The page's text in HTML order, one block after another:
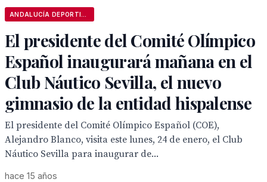
El presidente del Comité Olímpico
Español inaugurará mañana en el
Club Náutico Sevilla, el nuevo
gimnasio de la entidad hispalense
El presidente del Comité Olímpico Español (COE),
Alejandro Blanco, visita este lunes, 24 de enero, el Club
Náutico Sevilla para inaugurar de...
hace 15 años